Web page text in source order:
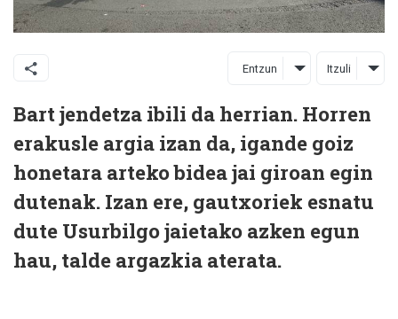
Entzun Itzuli
Bart jendetza ibili da herrian. Horren
erakusle argia izan da, igande goiz
honetara arteko bidea jai giroan egin
dutenak. Izan ere, gautxoriek esnatu
dute Usurbilgo jaietako azken egun
hau, talde argazkia aterata.